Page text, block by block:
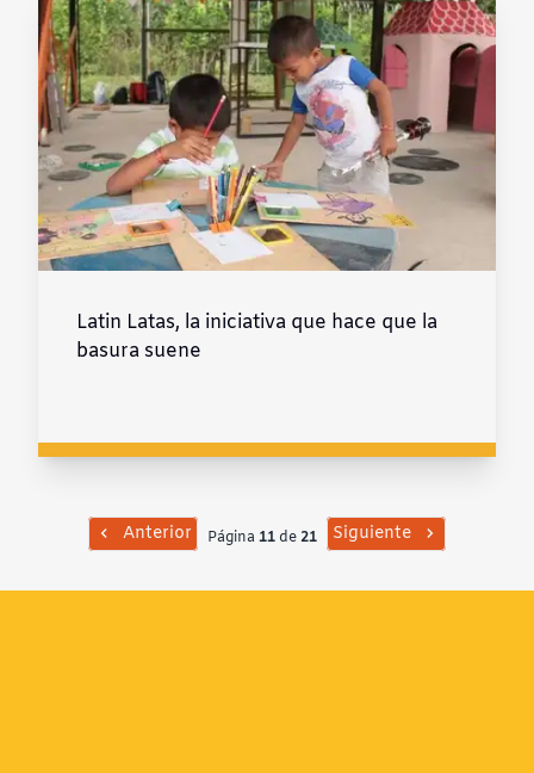
Latin Latas, la iniciativa que hace que la
basura suene
Anterior Página 11 de21 Siguiente